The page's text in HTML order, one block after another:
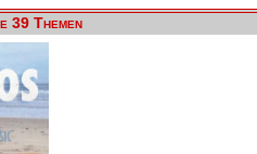
39 Themen